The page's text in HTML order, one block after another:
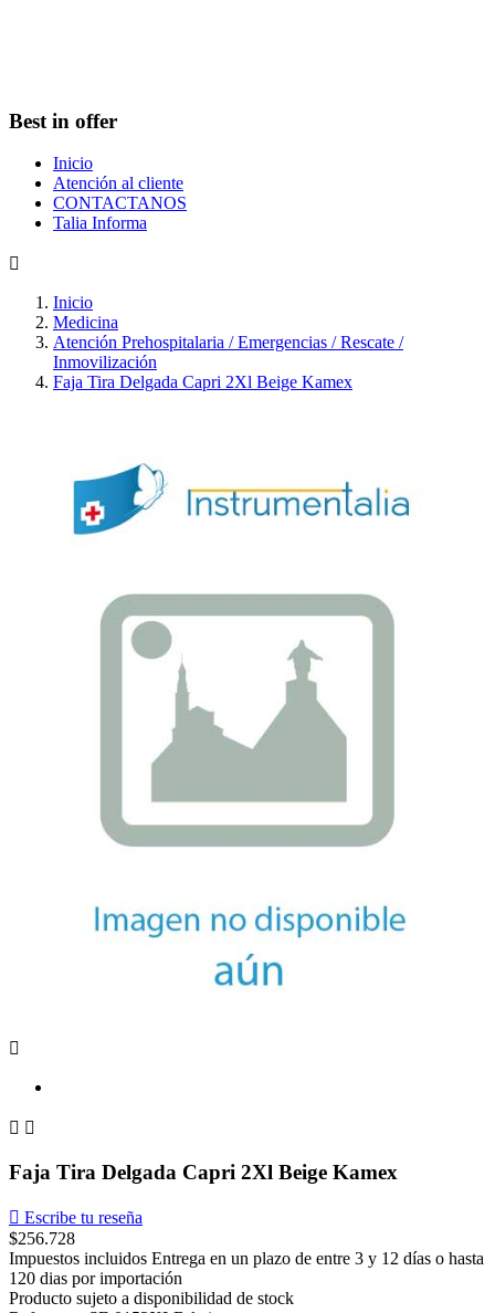
Best in offer
Inicio
Atención al cliente
CONTACTANOS
Talia Informa

Inicio
Medicina
Atención Prehospitalaria / Emergencias / Rescate /
Inmovilización
Faja Tira Delgada Capri 2Xl Beige Kamex

 
Faja Tira Delgada Capri 2Xl Beige Kamex
 Escribe tu reseña
$256.728
Impuestos incluidos Entrega en un plazo de entre 3 y 12 días o hasta
120 dias por importación
Producto sujeto a disponibilidad de stock